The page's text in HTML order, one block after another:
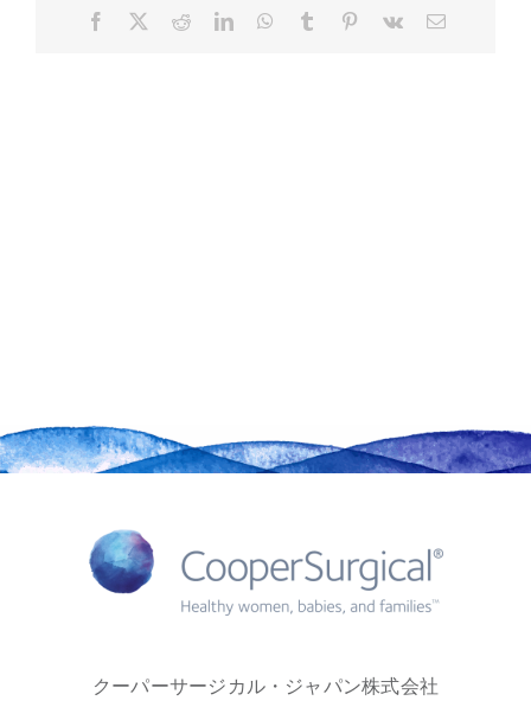
お問合せ
Facebook RedditLinkedInWhatsApp
Tumblr Pinterest
Vk Email
クーパーサージカル・ジャパン株式会社